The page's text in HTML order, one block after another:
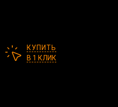
КУПИТЬ
В 1 КЛИК